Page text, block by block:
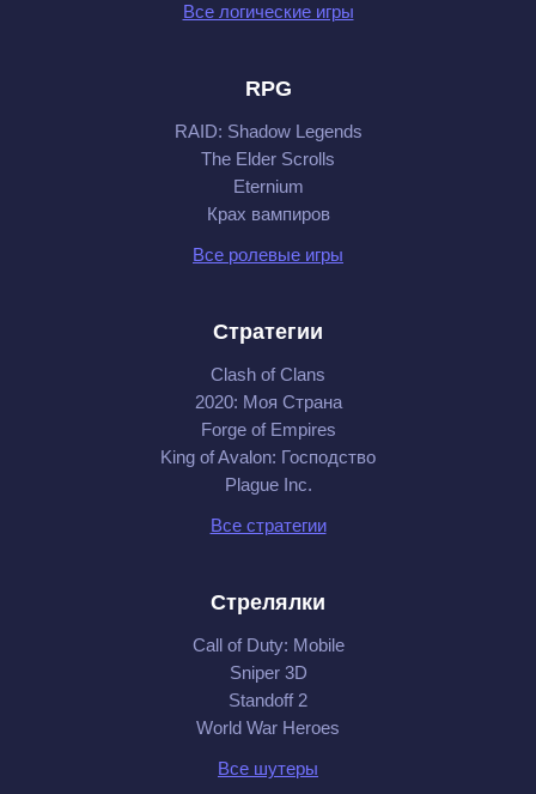
Все логические игры
RPG
RAID: Shadow Legends
The Elder Scrolls
Eternium
Крах вампиров
Все ролевые игры
Стратегии
Clash of Clans
2020: Моя Cтрана
Forge of Empires
King of Avalon: Господство
Plague Inc.
Все стратегии
Стрелялки
Call of Duty: Mobile
Sniper 3D
Standoff 2
World War Heroes
Все шутеры